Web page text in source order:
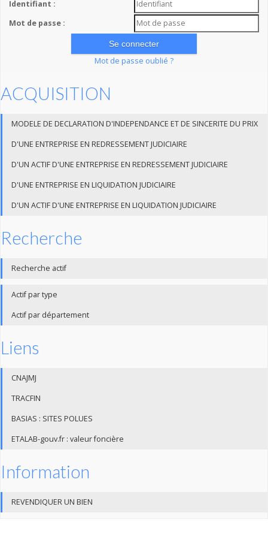
Identifiant :
Mot de passe :
Mot de passe oublié ?
ACQUISITION
MODELE DE DECLARATION D'INDEPENDANCE ET DE SINCERITE DU PRIX
D'UNE ENTREPRISE EN REDRESSEMENT JUDICIAIRE
D'UN ACTIF D'UNE ENTREPRISE EN REDRESSEMENT JUDICIAIRE
D'UNE ENTREPRISE EN LIQUIDATION JUDICIAIRE
D'UN ACTIF D'UNE ENTREPRISE EN LIQUIDATION JUDICIAIRE
Recherche
Recherche actif
Actif par type
Actif par département
Liens
CNAJMJ
TRACFIN
BASIAS : SITES POLUES
ETALAB-gouv.fr : valeur foncière
Information
REVENDIQUER UN BIEN